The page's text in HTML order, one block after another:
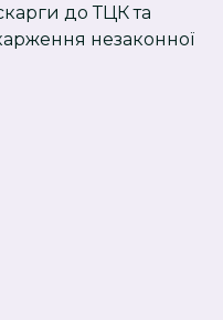
до ТЦК та
незаконної